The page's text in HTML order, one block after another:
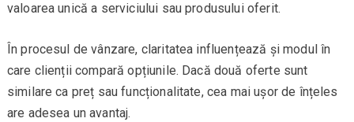
valoarea unică a serviciului sau produsului oferit.
În procesul de vânzare, claritatea influențează și modul în
care clienții compară opțiunile. Dacă două oferte sunt
similare ca preț sau funcționalitate, cea mai ușor de înțeles
are adesea un avantaj.